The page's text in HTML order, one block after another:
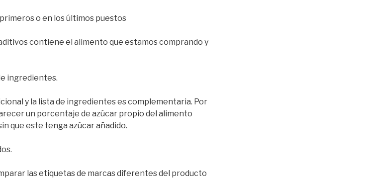
o en los últimos puestos
contiene el alimento que estamos comprando y
ingredientes.
y la lista de ingredientes es complementaria. Por
un porcentaje de azúcar propio del alimento
que este tenga azúcar añadido.
las etiquetas de marcas diferentes del producto